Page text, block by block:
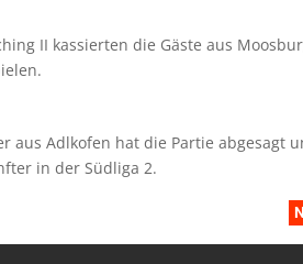
II kassierten die Gäste aus
aus Adlkofen hat die Partie abgesagt
in der Südliga 2.